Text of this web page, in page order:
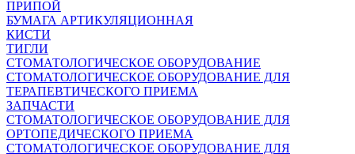
ПРИПОЙ
БУМАГА АРТИКУЛЯЦИОННАЯ
КИСТИ
ТИГЛИ
СТОМАТОЛОГИЧЕСКОЕ ОБОРУДОВАНИЕ
СТОМАТОЛОГИЧЕСКОЕ ОБОРУДОВАНИЕ ДЛЯ
ТЕРАПЕВТИЧЕСКОГО ПРИЕМА
ЗАПЧАСТИ
СТОМАТОЛОГИЧЕСКОЕ ОБОРУДОВАНИЕ ДЛЯ
ОРТОПЕДИЧЕСКОГО ПРИЕМА
СТОМАТОЛОГИЧЕСКОЕ ОБОРУДОВАНИЕ ДЛЯ